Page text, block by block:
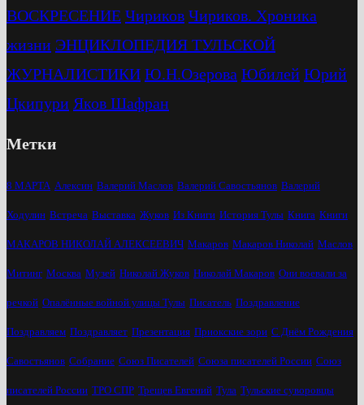
ВОСКРЕСЕНИЕ Чириков Чириков. Хроника
жизни ЭНЦИКЛОПЕДИЯ ТУЛЬСКОЙ
ЖУРНАЛИСТИКИ Ю.Н.Озерова Юбилей Юрий
Цкипури Яков Шафран
Метки
8 МАРТА Алексин Валерий Маслов Валерий Савостьянов Валерий
Ходулин Встреча Выставка Жуков Из Книги История Тулы Книга Книги
МАКАРОВ НИКОЛАЙ АЛЕКСЕЕВИЧ Макаров Макаров Николай Маслов
Митинг Москва Музей Николай Жуков Николай Макаров Они воевали за
речкой Опалённые войной улицы Тулы Писатель Поздравление
Поздравляем Поздравляет Презентация Приокские зори С Днём Рождения
Савостьянов Собрание Союз Писателей Союза писателей России Союз
писателей России ТРО СПР Трещев Евгений Тула Тульские суворовцы